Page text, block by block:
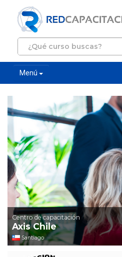
Menú
Centro de capacitación
Axis Chile
Santiago